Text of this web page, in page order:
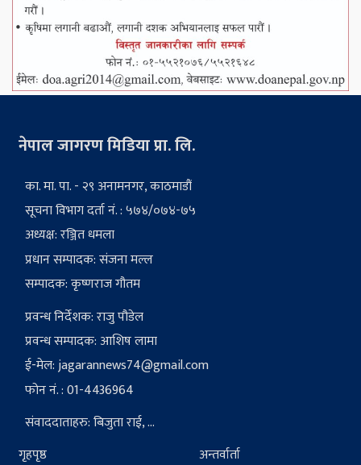
नेपाल जागरण मिडिया प्रा. लि.
का. मा. पा. - २९ अनामनगर, काठमाडौं
सूचना विभाग दर्ता नं. : ५७४/०७४-७५
अध्यक्ष: रञ्जित धमला
प्रधान सम्पादक: संजना मल्ल
सम्पादक: कृष्णराज गौतम
प्रवन्ध निर्देशक: राजु पौडेल
प्रवन्ध सम्पादक: आशिष लामा
ई-मेल:jagarannews74@gmail.com
फोन नं. : 01-4436964
संवाददाताहरु: बिजुता राई, ...
गृहपृष्ठ
अन्तर्वार्ता